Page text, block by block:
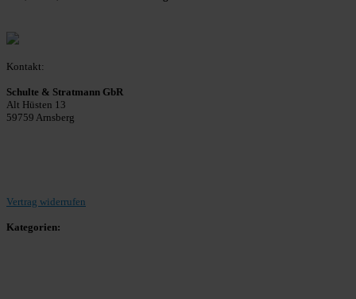
Kontakt:
Schulte & Stratmann GbR
Alt Hüsten 13
59759 Arnsberg
Vertrag widerrufen
Kategorien: